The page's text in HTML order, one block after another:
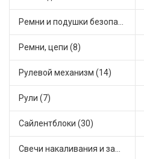
Ремни и подушки безопасности (9)
Ремни, цепи (8)
Рулевой механизм (14)
Рули (7)
Сайлентблоки (30)
Свечи накаливания и зажигания (31)